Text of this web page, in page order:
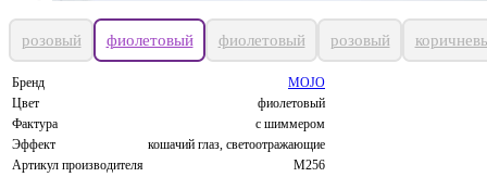
розовый фиолетовый фиолетовый розовый
Бренд
MOJO
Цвет
фиолетовый
Фактура
с шиммером
Эффект
кошачий глаз, светоотражающие
Артикул производителя
M256